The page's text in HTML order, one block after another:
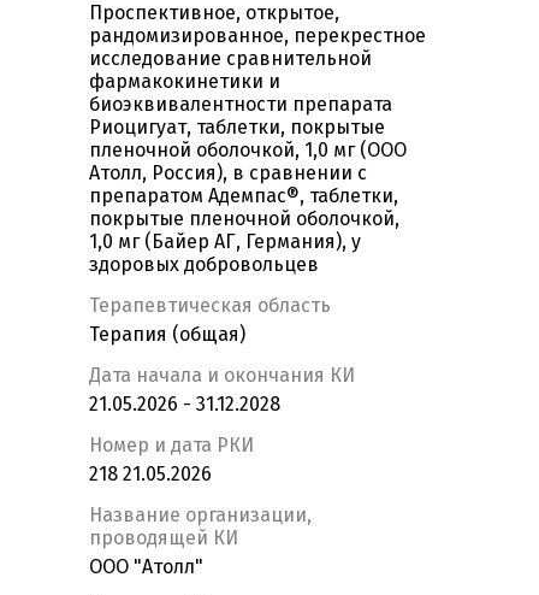
Проспективное, открытое,
рандомизированное, перекрестное
исследование сравнительной
фармакокинетики и
биоэквивалентности препарата
Риоцигуат, таблетки, покрытые
пленочной оболочкой, 1,0 мг (ООО
Атолл, Россия), в сравнении с
препаратом Адемпас®, таблетки,
покрытые пленочной оболочкой,
1,0 мг (Байер АГ, Германия), у
здоровых добровольцев
Терапевтическая область
Терапия (общая)
Дата начала и окончания КИ
21.05.2026 - 31.12.2028
Номер и дата РКИ
218 21.05.2026
Название организации,
проводящей КИ
ООО "Атолл"